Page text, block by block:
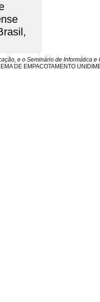
e o Seminário de Informática e
DE EMPACOTAMENTO